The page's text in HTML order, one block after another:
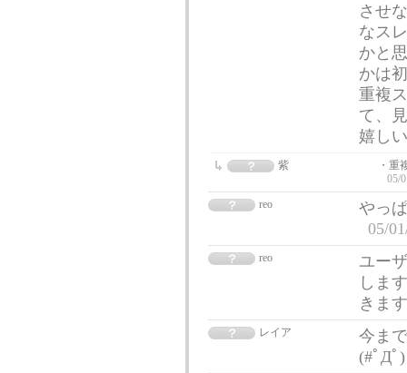
させ
なス
かと
かは
重複
て、
嬉し
紫
・
05/
reo
やっ
05/
reo
ユー
しま
きま
レイア
今ま
(#ﾟДﾟ